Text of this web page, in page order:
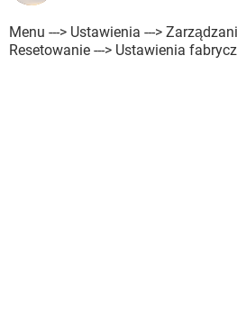
Menu ---> Ustawienia --->
Resetowanie ---> Ustawienia